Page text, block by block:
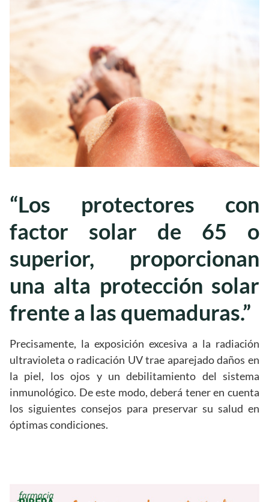
“Los protectores con
factor solar de 65 o
superior, proporcionan
una alta protección solar
frente a las quemaduras.”
Precisamente, la exposición excesiva a la radiación
ultravioleta o radicación UV trae aparejado daños en
la piel, los ojos y un debilitamiento del sistema
inmunológico. De este modo, deberá tener en cuenta
los siguientes consejos para preservar su salud en
óptimas condiciones.